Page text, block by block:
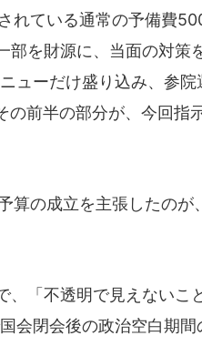
ている通常の予備費
を財源に、当面の対策
ューだけ盛り込み、参院
前半の部分が、今回指
算の成立を主張したのが
「不透明で見えないこ
会閉会後の政治空白期間